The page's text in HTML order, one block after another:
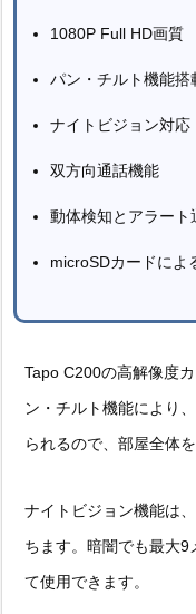
1080P Full HD画質
パン・チルト機能搭
ナイトビジョン対応
双方向通話機能
動体検知とアラート
microSDカードによ
Tapo C200の高解像度
ン・チルト機能により
られるので、部屋全体
ナイトビジョン機能は
ちます。暗闇でも最大9
て使用できます。